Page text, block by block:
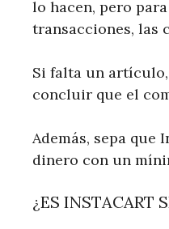
lo hacen, pero
transacciones, las
Si falta un
concluir que el
Además, sepa que
dinero con un
¿ES INSTACART